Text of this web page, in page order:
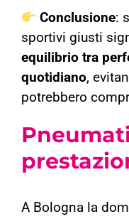
Conclusione:
sportivi giusti
equilibrio tra
quotidiano,
potrebbero
A Bologna la